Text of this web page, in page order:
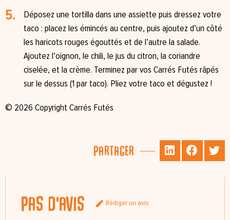
Déposez une tortilla dans une assiette puis dressez votre
taco : placez les émincés au centre, puis ajoutez d’un côté
les haricots rouges égouttés et de l’autre la salade.
Ajoutez l’oignon, le chili, le jus du citron, la coriandre
ciselée, et la crème. Terminez par vos Carrés Futés râpés
sur le dessus (1 par taco). Pliez votre taco et dégustez !⁠
© 2026 Copyright Carrés Futés
Partager
Pas d'avis Rédiger un avis